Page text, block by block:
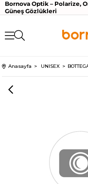
Bornova Optik – Polarize,
Güneş Gözlükleri
Anasayfa UNISEX